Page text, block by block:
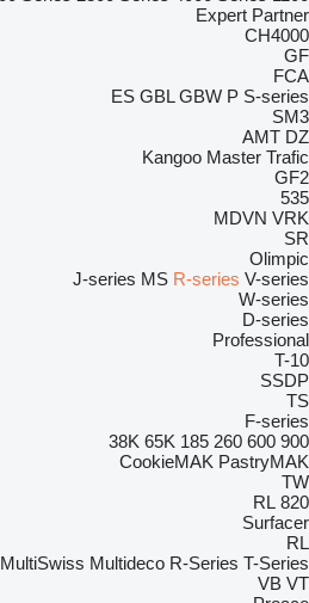
Expert Partner
CH4000
GF
FCA
ES GBL GBW P S-series
SM3
AMT DZ
Kangoo Master Trafic
GF2
535
MDVN VRK
SR
Olimpic
J-series MS R-series V-series
W-series
D-series
Professional
T-10
SSDP
TS
F-series
38K 65K 185 260 600 900
CookieMAK PastryMAK
TW
820
RL
Surfacer
RL
MultiSwiss Multideco R-Series T-Series
VB VT